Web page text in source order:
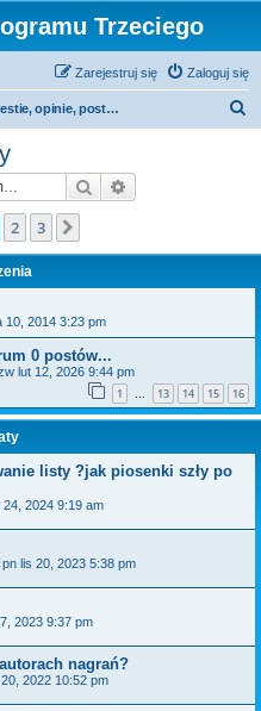
Trzeciego
Zaloguj się
Zarejestruj się
Sugestie, opinie, postulaty
Szukaj
2 3
10, 2014 3:23 pm
0 postów...
lut 12, 2026 9:44 pm
1 … 13 14 15 16
listy ?jak piosenki szły po
24, 2024 9:19 am
pn lis 20, 2023 5:38 pm
2023 9:37 pm
nagrań?
2022 10:52 pm